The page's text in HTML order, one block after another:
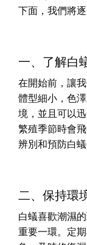
下面，我們將
一、了解白
在開始前，讓
體型細小，色
境，並且可以
繁殖季節時會
辨別和預防白蟻
二、保持環
白蟻喜歡潮濕
重要一環。定